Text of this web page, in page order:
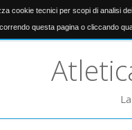
cookie tecnici per scopi di analisi
questa pagina o cliccando